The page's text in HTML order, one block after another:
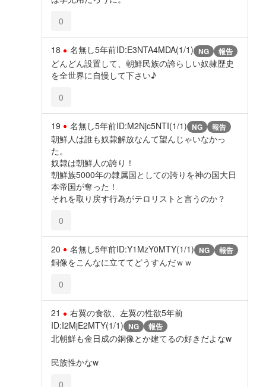
0
18 名無し5年前ID:E3NTA4MDA(1/1) NG 報告
どんどん設置して、朝鮮民族の誇らしい奴隷歴史
を全世界に自慢して下さい♪
0
19 名無し5年前ID:M2Njc5NTI(1/1) NG 報告
朝鮮人は誰も奴隷解放なんて望んじゃいなかっ
た。
奴隷は朝鮮人の誇り！
朝鮮族5000年の隷属国としての誇りを神の国大日
本帝国が奪った！
それを取り戻す行為がテロリストと言うのか？
0
20 名無し5年前ID:Y1MzY0MTY(1/1) NG 報告
銅像をこんなに立ててどうすんだｗｗ
0
21 右翼の食欲、左翼の性欲5年前
ID:I2MjE2MTY(1/1) NG 報告
北朝鮮も金日成の銅像とか建てるの好きだよなw
民族性かなw
0